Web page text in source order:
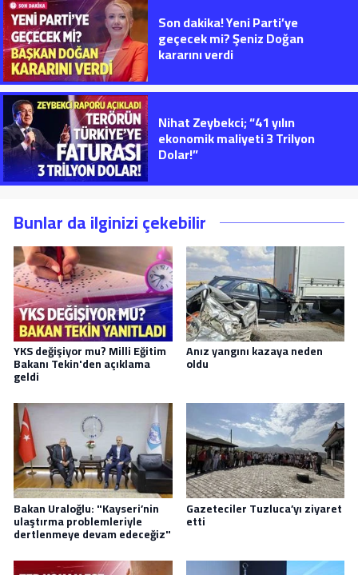
Son dakika! Yeni Parti’ye
geçecek mi? Şeniz Doğan
kararını verdi
Nihat Zeybekci; “41 yılın
ekonomik maliyeti 3 Trilyon
Dolar!”
Bunlar da ilginizi çekebilir
YKS değişiyor mu? Milli Eğitim
Bakanı Tekin'den açıklama
geldi
Anız yangını kazaya neden
oldu
Bakan Uraloğlu: "Kayseri’nin
ulaştırma problemleriyle
dertlenmeye devam edeceğiz"
Gazeteciler Tuzluca’yı ziyaret
etti